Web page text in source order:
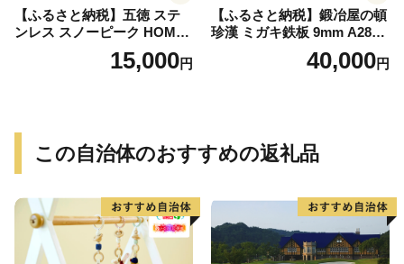
【ふるさと納税】五徳 ステ
ンレス スノーピーク HOME
&CAMP バーナー専用 専用
五徳 軽量 変形しにくい ずれ
キャンプ 送料無料
15,000円
【ふるさと納税】鍛冶屋の頓
珍漢 ミガキ鉄板 9mm A280T
9 イワタニ 炉ばた大将 炙り
や 専用 キャンプ ステンレス
40,000円
この自治体のおすすめの返礼品